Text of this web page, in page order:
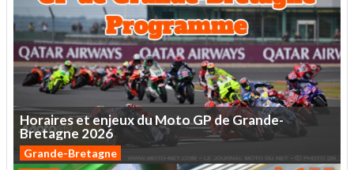
HorairesetenjeuxduMotoGPdeGrande-
Bretagne 2026
Grande-Bretagne